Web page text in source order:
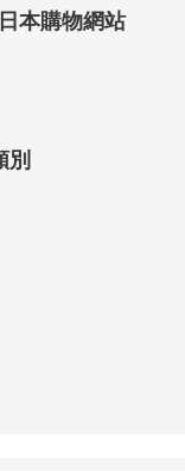
日本購物網站
別